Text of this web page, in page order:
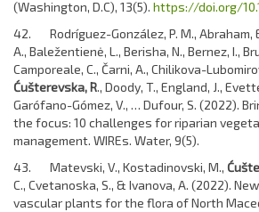
(Washington, D.C), 13(5). https://doi.org/
42. Rodríguez-González, P. M., Abraham,
A., Baležentienė, L., Berisha, N., Bernez, I.,
Camporeale, C., Čarni, A., Chilikova-
Ćušterevska, R., Doody, T., England, J.,
Garófano-Gómez, V., … Dufour, S. (2022).
the focus: 10 challenges for riparian
management. WIREs. Water, 9(5).
43. Matevski, V., Kostadinovski, M.,
C., Cvetanoska, S., & Ivanova, A. (2022).
vascular plants for the flora of North